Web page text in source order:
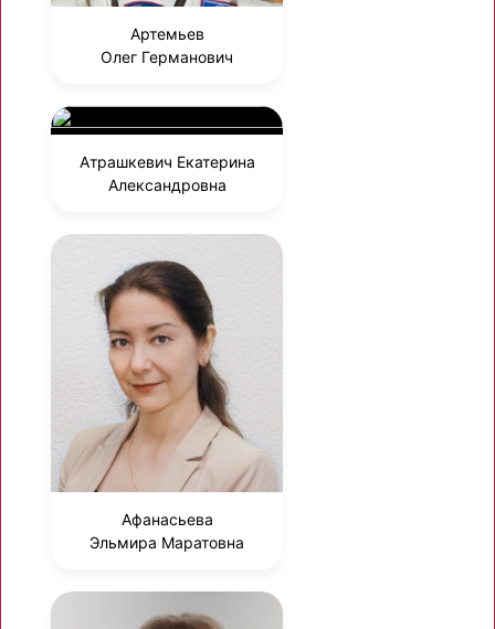
Артемьев
Олег Германович
Атрашкевич Екатерина
Александровна
Афанасьева
Эльмира Маратовна